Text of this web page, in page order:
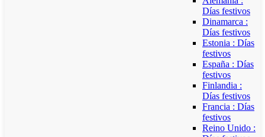
Días festivos
Dinamarca :
Días festivos
Estonia : Días
festivos
España : Días
festivos
Finlandia :
Días festivos
Francia : Días
festivos
Reino Unido :